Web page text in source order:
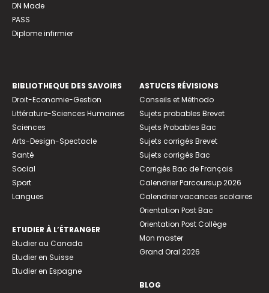
DN Made
PASS
Diplome infirmier
BIBLIOTHEQUE DES SAVOIRS
Droit-Economie-Gestion
Littérature-Sciences Humaines
Sciences
Arts-Design-Spectacle
Santé
Social
Sport
Langues
ETUDIER À L’ÉTRANGER
Etudier au Canada
Etudier en Suisse
Etudier en Espagne
ASTUCES RÉVISIONS
Conseils et Méthodo
Sujets probables Brevet
Sujets Probables Bac
Sujets corrigés Brevet
Sujets corrigés Bac
Corrigés Bac de Français
Calendrier Parcoursup 2026
Calendrier vacances scolaires
Orientation Post Bac
Orientation Post Collège
Mon master
Grand Oral 2026
BLOG